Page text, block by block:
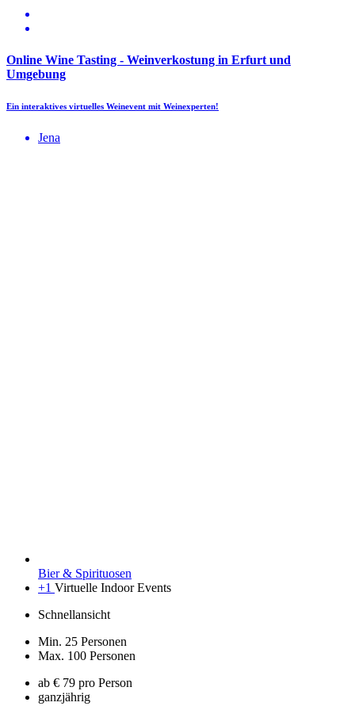
Online Wine Tasting - Weinverkostung in Erfurt und
Umgebung
Ein interaktives virtuelles Weinevent mit Weinexperten!
Jena
Bier & Spirituosen
+1 Virtuelle Indoor Events
Schnellansicht
Min. 25 Personen
Max. 100 Personen
ab € 79 pro Person
ganzjährig